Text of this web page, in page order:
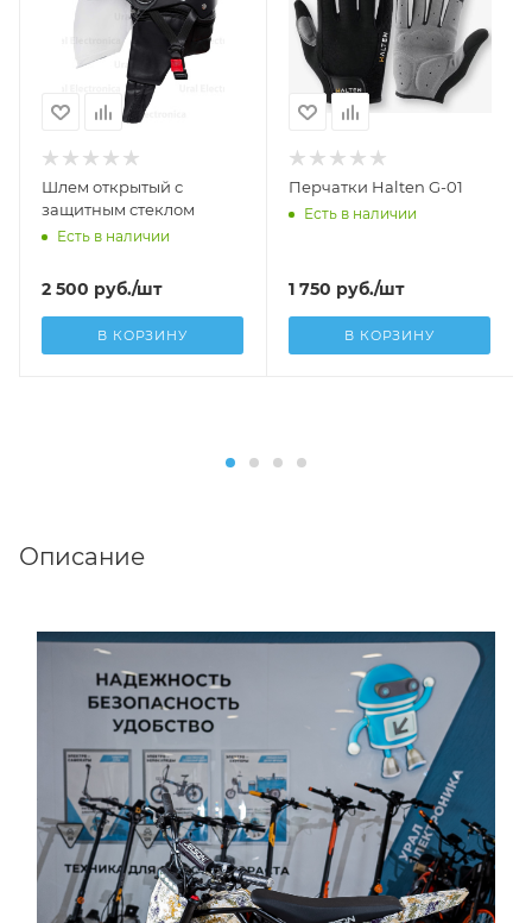
Шлем открытый с
защитным стеклом
Есть в наличии
2 500 руб./шт
В КОРЗИНУ
Перчатки Halten G-01
Есть в наличии
1 750 руб./шт
В КОРЗИНУ
Описание